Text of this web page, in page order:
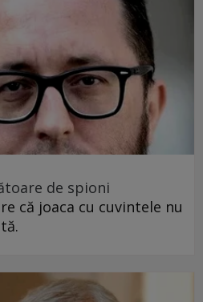
de spioni
că joaca cu cuvintele nu